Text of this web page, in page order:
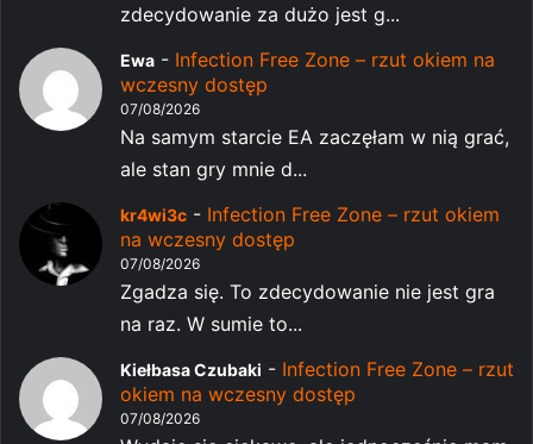
zdecydowanie za dużo jest g...
Ewa - Infection Free Zone – rzut okiem na
wczesny dostęp
07/08/2026
Na samym starcie EA zaczęłam w nią grać,
ale stan gry mnie d...
kr4wi3c - Infection Free Zone – rzut okiem
na wczesny dostęp
07/08/2026
Zgadza się. To zdecydowanie nie jest gra
na raz. W sumie to...
Kiełbasa Czubaki - Infection Free Zone – rzut
okiem na wczesny dostęp
07/08/2026